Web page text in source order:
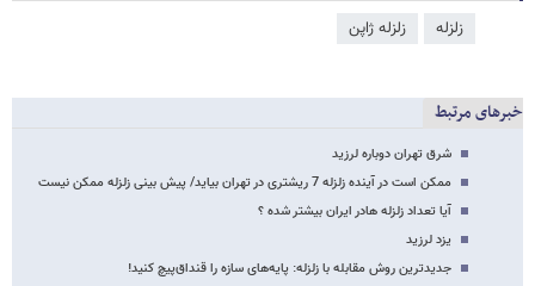
زلزله زلزله ژاپن
خبرهای مرتبط
شرق تهران دوباره لرزید
ممکن است در آینده زلزله 7 ریشتری در تهران بیاید/ پیش بینی زلزله ممکن نیست
آیا تعداد زلزله هادر ایران بیشتر شده ؟
یزد لرزید
جدیدترین روش مقابله با زلزله: پایه‌های سازه را قنداق‌پیچ کنید!